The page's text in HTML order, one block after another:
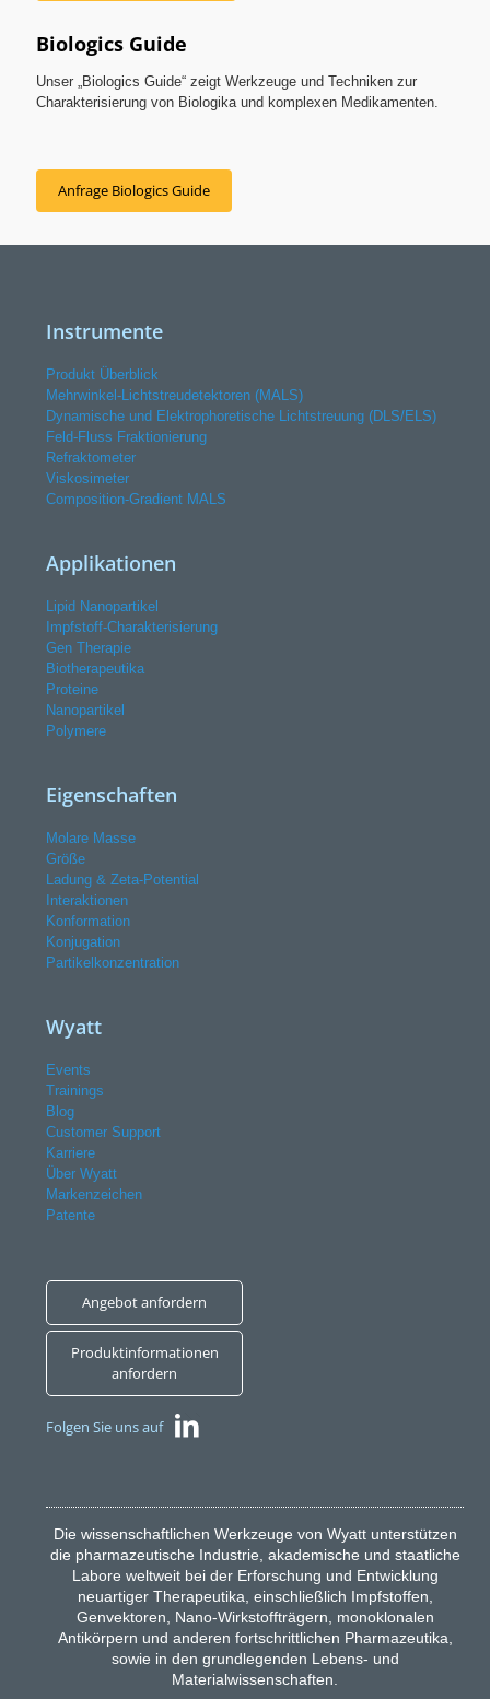
Biologics Guide
Unser „Biologics Guide“ zeigt Werkzeuge und Techniken zur
Charakterisierung von Biologika und komplexen Medikamenten.
Anfrage Biologics Guide
Instrumente
Produkt Überblick
Mehrwinkel-Lichtstreudetektoren (MALS)
Dynamische und Elektrophoretische Lichtstreuung (DLS/ELS)
Feld-Fluss Fraktionierung
Refraktometer
Viskosimeter
Composition-Gradient MALS
Applikationen
Lipid Nanopartikel
Impfstoff-Charakterisierung
Gen Therapie
Biotherapeutika
Proteine
Nanopartikel
Polymere
Eigenschaften
Molare Masse
Größe
Ladung & Zeta-Potential
Interaktionen
Konformation
Konjugation
Partikelkonzentration
Wyatt
Events
Trainings
Blog
Customer Support
Karriere
Über Wyatt
Markenzeichen
Patente
Angebot anfordern
Produktinformationen
anfordern
Folgen Sie uns auf
Die wissenschaftlichen Werkzeuge von Wyatt unterstützen
die pharmazeutische Industrie, akademische und staatliche
Labore weltweit bei der Erforschung und Entwicklung
neuartiger Therapeutika, einschließlich Impfstoffen,
Genvektoren, Nano-Wirkstoffträgern, monoklonalen
Antikörpern und anderen fortschrittlichen Pharmazeutika,
sowie in den grundlegenden Lebens- und
Materialwissenschaften.